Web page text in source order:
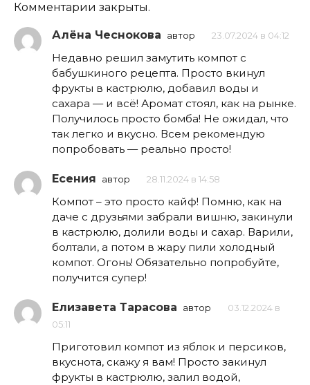
Комментарии закрыты.
Алёна Чеснокова автор 23.07.2024 в 04:12
Недавно решил замутить компот с
бабушкиного рецепта. Просто вкинул
фрукты в кастрюлю, добавил воды и
сахара — и всё! Аромат стоял, как на рынке.
Получилось просто бомба! Не ожидал, что
так легко и вкусно. Всем рекомендую
попробовать — реально просто!
Есения автор 28.11.2024 в 14:58
Компот – это просто кайф! Помню, как на
даче с друзьями забрали вишню, закинули
в кастрюлю, долили воды и сахар. Варили,
болтали, а потом в жару пили холодный
компот. Огонь! Обязательно попробуйте,
получится супер!
Елизавета Тарасова автор
03.12.2024 в
05:11
Приготовил компот из яблок и персиков,
вкуснота, скажу я вам! Просто закинул
фрукты в кастрюлю, залил водой,